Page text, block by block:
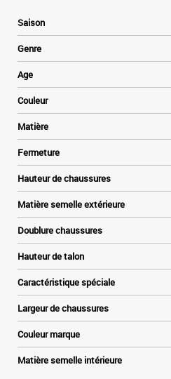
Saison
Genre
Age
Couleur
Matière
Fermeture
Hauteur de chaussures
Matière semelle extérieure
Doublure chaussures
Hauteur de talon
Caractéristique spéciale
Largeur de chaussures
Couleur marque
Matière semelle intérieure